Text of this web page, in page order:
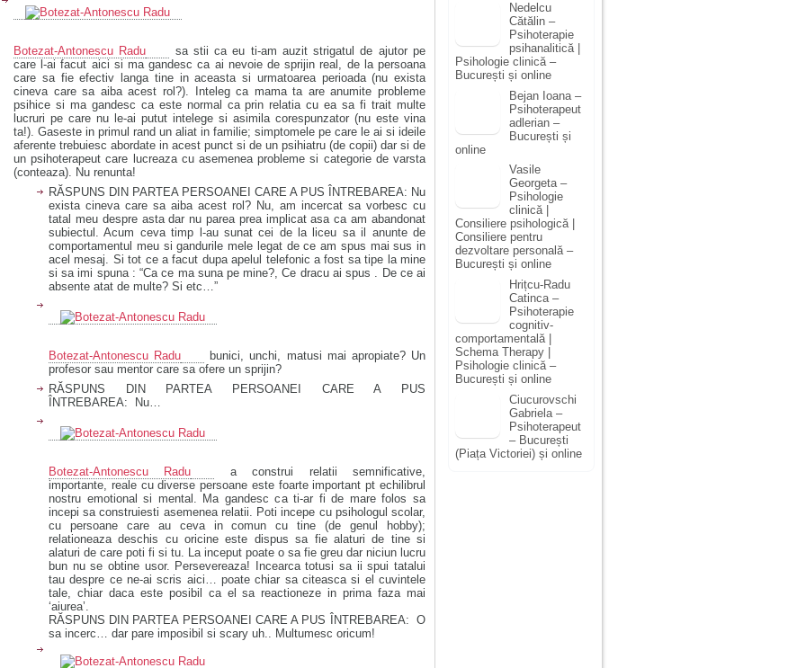
Botezat-Antonescu Radu
sa stii ca eu ti-am auzit strigatul de ajutor pe
care l-ai facut aici si ma gandesc ca ai nevoie de sprijin real, de la persoana
care sa fie efectiv langa tine in aceasta si urmatoarea perioada (nu exista
cineva care sa aiba acest rol?). Inteleg ca mama ta are anumite probleme
psihice si ma gandesc ca este normal ca prin relatia cu ea sa fi trait multe
lucruri pe care nu le-ai putut intelege si asimila corespunzator (nu este vina
ta!). Gaseste in primul rand un aliat in familie; simptomele pe care le ai si ideile
aferente trebuiesc abordate in acest punct si de un psihiatru (de copii) dar si de
un psihoterapeut care lucreaza cu asemenea probleme si categorie de varsta
(conteaza). Nu renunta!
RĂSPUNS DIN PARTEA PERSOANEI CARE A PUS ÎNTREBAREA: Nu
exista cineva care sa aiba acest rol? Nu, am incercat sa vorbesc cu
tatal meu despre asta dar nu parea prea implicat asa ca am abandonat
subiectul. Acum ceva timp l-au sunat cei de la liceu sa il anunte de
comportamentul meu si gandurile mele legat de ce am spus mai sus in
acel mesaj. Si tot ce a facut dupa apelul telefonic a fost sa tipe la mine
si sa imi spuna : “Ca ce ma suna pe mine?, Ce dracu ai spus . De ce ai
absente atat de multe? Si etc…”
Botezat-Antonescu Radu
bunici, unchi, matusi mai apropiate? Un
profesor sau mentor care sa ofere un sprijin?
RĂSPUNS DIN PARTEA PERSOANEI CARE A PUS
ÎNTREBAREA: Nu…
Botezat-Antonescu Radu
a construi relatii semnificative,
importante, reale cu diverse persoane este foarte important pt echilibrul
nostru emotional si mental. Ma gandesc ca ti-ar fi de mare folos sa
incepi sa construiesti asemenea relatii. Poti incepe cu psihologul scolar,
cu persoane care au ceva in comun cu tine (de genul hobby);
relationeaza deschis cu oricine este dispus sa fie alaturi de tine si
alaturi de care poti fi si tu. La inceput poate o sa fie greu dar niciun lucru
bun nu se obtine usor. Persevereaza! Incearca totusi sa ii spui tatalui
tau despre ce ne-ai scris aici… poate chiar sa citeasca si el cuvintele
tale, chiar daca este posibil ca el sa reactioneze in prima faza mai
‘aiurea’.
RĂSPUNS DIN PARTEA PERSOANEI CARE A PUS ÎNTREBAREA: O
sa incerc… dar pare imposibil si scary uh.. Multumesc oricum!
Nedelcu
Cătălin –
Psihoterapie
psihanalitică |
Psihologie clinică –
București și online
Bejan Ioana –
Psihoterapeut
adlerian –
București și
online
Vasile
Georgeta –
Psihologie
clinică |
Consiliere psihologică |
Consiliere pentru
dezvoltare personală –
București și online
Hrițcu-Radu
Catinca –
Psihoterapie
cognitiv-
comportamentală |
Schema Therapy |
Psihologie clinică –
București și online
Ciucurovschi
Gabriela –
Psihoterapeut
– București
(Piața Victoriei) și online